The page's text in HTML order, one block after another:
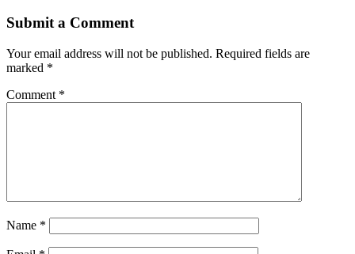
Submit a Comment
Your email address will not be published. Required fields are
marked *
Comment *
Name *